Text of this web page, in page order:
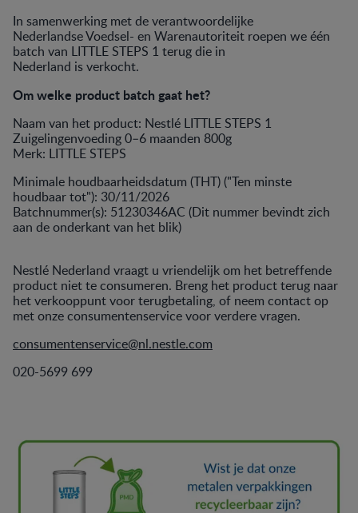
In samenwerking met de verantwoordelijke
Nederlandse Voedsel- en Warenautoriteit roepen we één
batch van LITTLE STEPS 1 terug die in
Nederland is verkocht.
Om welke product batch gaat het?
Naam van het product: Nestlé LITTLE STEPS 1
Zuigelingenvoeding 0–6 maanden 800g
Merk: LITTLE STEPS
Minimale houdbaarheidsdatum (THT) ("Ten minste
houdbaar tot"): 30/11/2026
Batchnummer(s): 51230346AC (Dit nummer bevindt zich
aan de onderkant van het blik)
Nestlé Nederland vraagt u vriendelijk om het betreffende
product niet te consumeren. Breng het product terug naar
het verkooppunt voor terugbetaling, of neem contact op
met onze consumentenservice voor verdere vragen.
consumentenservice@nl.nestle.com
020-5699 699